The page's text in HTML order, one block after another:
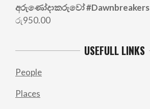
අරු‍ණෝදාකරුවෝ #Dawnbreakers
රු950.00
USEFULL LINKS
People
Places